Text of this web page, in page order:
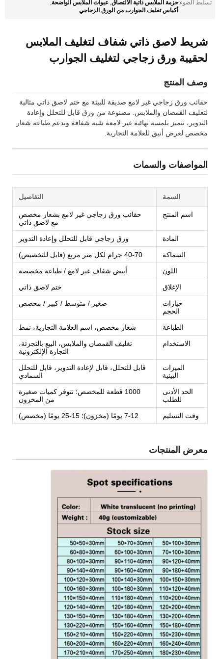
تسليط الضوء:حزمة الملابس ذاتية الالتصاق, عبوات الملابس الواضحة,
أكياس تغليف الجوارب من الورق الزجاجي
شريط لاصق ذاتي شفاف لتغليف الملابس
لحقيبة ورق زجاجي لتغليف الجوارب
وصف المنتج
حقائب ورق زجاجي غير لامع صديقة للبيئة مع ختم لاصق ذاتي مثالية
لتغليف القمصان والملابس. مصنوعة من ورق قابل للتحلل وإعادة
التدوير، تتميز بلمسة نهائية غير لامعة شبه شفافة وتدعم طباعة شعار
مخصص لعرض أنيق للعلامة التجارية.
المواصفات والسمات
السمة التفاصيل
اسم المنتج
حقائب ورق زجاجي غير لامع بشعار مخصص
مع لاصق ذاتي
المادة ورق زجاجي قابل للتحلل وإعادة التدوير
السماكة 40-70 جرام لكل متر مربع (قابل للتخصيص)
اللون أبيض شفاف غير لامع / طباعة مخصصة
الإغلاق ختم لاصق ذاتي
خيارات
الحجم
صغير / متوسط / كبير / مخصص
الطباعة شعار مخصص، اسم العلامة التجارية، نمط
الاستخدام
تغليف القمصان والملابس، البيع بالتجزئة،
التجارة الإلكترونية
الميزات
البيئية
قابل للتحلل، قابل لإعادة التدوير، قابل للتحلل
السمادي
الحد الأدنى
للطلب
1000 قطعة للمخصص؛ تتوفر كميات صغيرة
من المخزون
وقت التسليم 7-12 يومًا (مخزون)؛ 15-25 يومًا (مخصص)
معرض المنتجات